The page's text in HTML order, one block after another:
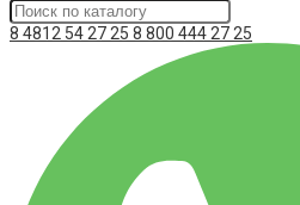
8 4812 54 27 25 8 800 444 27 25